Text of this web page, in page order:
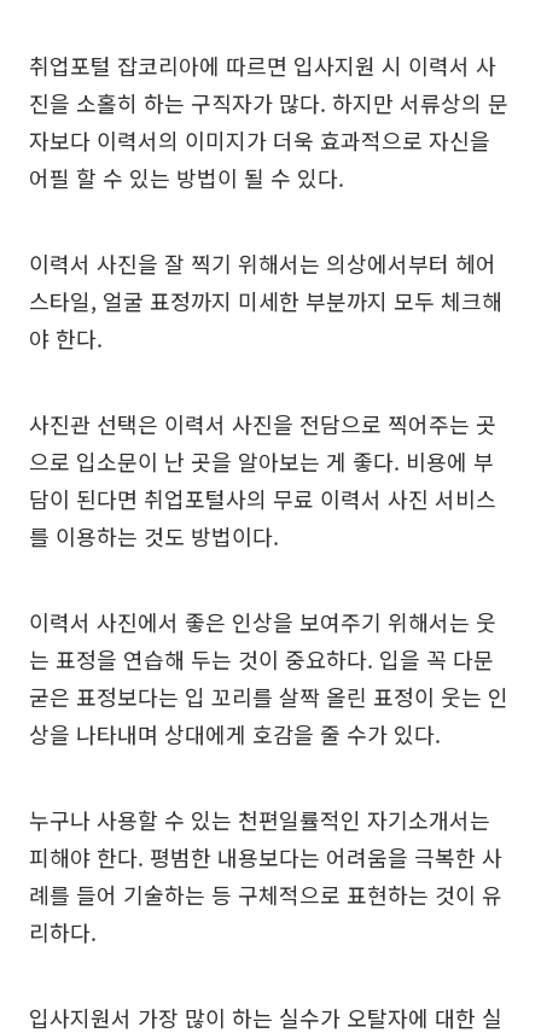
취업포털 잡코리아에 따르면 입사지원 시 이력서 사
진을 소홀히 하는 구직자가 많다. 하지만 서류상의 문
자보다 이력서의 이미지가 더욱 효과적으로 자신을
어필 할 수 있는 방법이 될 수 있다.
이력서 사진을 잘 찍기 위해서는 의상에서부터 헤어
스타일, 얼굴 표정까지 미세한 부분까지 모두 체크해
야 한다.
사진관 선택은 이력서 사진을 전담으로 찍어주는 곳
으로 입소문이 난 곳을 알아보는 게 좋다. 비용에 부
담이 된다면 취업포털사의 무료 이력서 사진 서비스
를 이용하는 것도 방법이다.
이력서 사진에서 좋은 인상을 보여주기 위해서는 웃
는 표정을 연습해 두는 것이 중요하다. 입을 꼭 다문
굳은 표정보다는 입 꼬리를 살짝 올린 표정이 웃는 인
상을 나타내며 상대에게 호감을 줄 수가 있다.
누구나 사용할 수 있는 천편일률적인 자기소개서는
피해야 한다. 평범한 내용보다는 어려움을 극복한 사
례를 들어 기술하는 등 구체적으로 표현하는 것이 유
리하다.
입사지원서 가장 많이 하는 실수가 오탈자에 대한 실